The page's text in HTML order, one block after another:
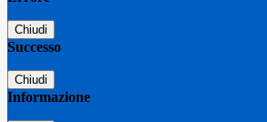
Chiudi
Successo
Chiudi
Informazione